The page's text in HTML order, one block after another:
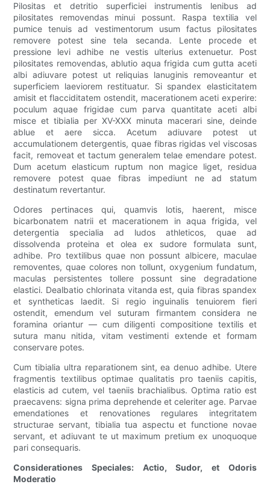
Pilositas et detritio superficiei instrumentis lenibus ad
pilositates removendas minui possunt. Raspa textilia vel
pumice tenuis ad vestimentorum usum factus pilositates
removere potest sine tela secanda. Lente procede et
pressione levi adhibe ne vestis ulterius extenuetur. Post
pilositates removendas, ablutio aqua frigida cum gutta aceti
albi adiuvare potest ut reliquias lanuginis removeantur et
superficiem laeviorem restituatur. Si spandex elasticitatem
amisit et flacciditatem ostendit, macerationem aceti experire:
poculum aquae frigidae cum parva quantitate aceti albi
misce et tibialia per XV-XXX minuta macerari sine, deinde
ablue et aere sicca. Acetum adiuvare potest ut
accumulationem detergentis, quae fibras rigidas vel viscosas
facit, removeat et tactum generalem telae emendare potest.
Dum acetum elasticum ruptum non magice liget, residua
removere potest quae fibras impediunt ne ad statum
destinatum revertantur.
Odores pertinaces qui, quamvis lotis, haerent, misce
bicarbonatem natrii et macerationem in aqua frigida, vel
detergentia specialia ad ludos athleticos, quae ad
dissolvenda proteina et olea ex sudore formulata sunt,
adhibe. Pro textilibus quae non possunt albicere, maculae
removentes, quae colores non tollunt, oxygenium fundatum,
maculas persistentes tollere possunt sine degradatione
elastici. Dealbatio chlorinata vitanda est, quia fibras spandex
et syntheticas laedit. Si regio inguinalis tenuiorem fieri
ostendit, emendum vel suturam firmantem considera ne
foramina oriantur — cum diligenti compositione textilis et
sutura manu nitida, vitam vestimenti extende et formam
conservare potes.
Cum tibialia ultra reparationem sint, ea denuo adhibe. Utere
fragmentis textilibus optimae qualitatis pro taeniis capitis,
elasticis ad cutem, vel taeniis brachialibus. Optima ratio est
praecavens: signa prima deprehende et celeriter age. Parvae
emendationes et renovationes regulares integritatem
structurae servant, tibialia tua aspectu et functione novae
servant, et adiuvant te ut maximum pretium ex unoquoque
pari consequaris.
Considerationes Speciales: Actio, Sudor, et Odoris
Moderatio